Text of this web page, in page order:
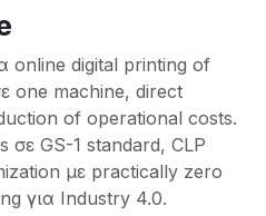
online digital printing of
one machine, direct
of operational costs.
σε GS-1 standard, CLP
με practically zero
για Industry 4.0.